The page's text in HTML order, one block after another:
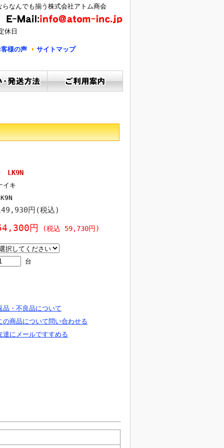
なんでも揃う株式会社アトム商会
休日
客様の声 サイトマップ
LK9N
イキ
円(税込)
円 (税込 59,730円)
台
品・不良品について
の商品について問い合わせる
達にメールですすめる